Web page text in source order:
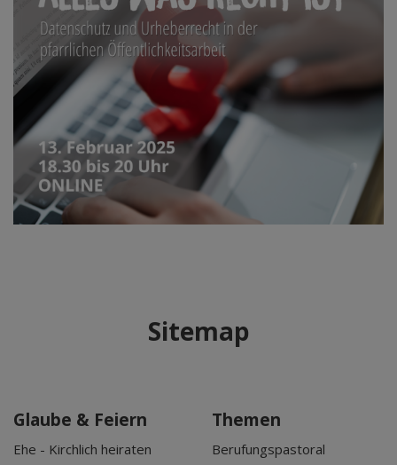
Sitemap
Glaube & Feiern
Ehe - Kirchlich heiraten
Themen
Berufungspastoral